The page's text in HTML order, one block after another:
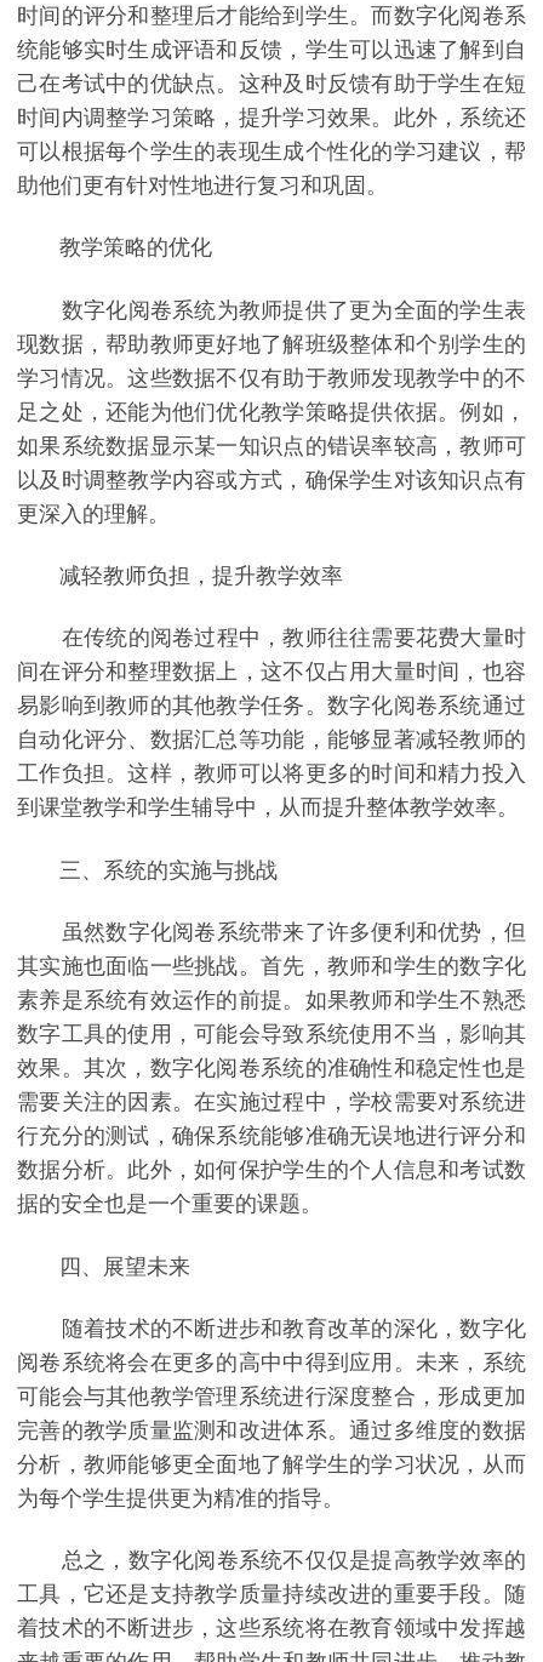
时间的评分和整理后才能给到学生。而数字化阅卷系
统能够实时生成评语和反馈，学生可以迅速了解到自
己在考试中的优缺点。这种及时反馈有助于学生在短
时间内调整学习策略，提升学习效果。此外，系统还
可以根据每个学生的表现生成个性化的学习建议，帮
助他们更有针对性地进行复习和巩固。
教学策略的优化
数字化阅卷系统为教师提供了更为全面的学生表
现数据，帮助教师更好地了解班级整体和个别学生的
学习情况。这些数据不仅有助于教师发现教学中的不
足之处，还能为他们优化教学策略提供依据。例如，
如果系统数据显示某一知识点的错误率较高，教师可
以及时调整教学内容或方式，确保学生对该知识点有
更深入的理解。
减轻教师负担，提升教学效率
在传统的阅卷过程中，教师往往需要花费大量时
间在评分和整理数据上，这不仅占用大量时间，也容
易影响到教师的其他教学任务。数字化阅卷系统通过
自动化评分、数据汇总等功能，能够显著减轻教师的
工作负担。这样，教师可以将更多的时间和精力投入
到课堂教学和学生辅导中，从而提升整体教学效率。
三、系统的实施与挑战
虽然数字化阅卷系统带来了许多便利和优势，但
其实施也面临一些挑战。首先，教师和学生的数字化
素养是系统有效运作的前提。如果教师和学生不熟悉
数字工具的使用，可能会导致系统使用不当，影响其
效果。其次，数字化阅卷系统的准确性和稳定性也是
需要关注的因素。在实施过程中，学校需要对系统进
行充分的测试，确保系统能够准确无误地进行评分和
数据分析。此外，如何保护学生的个人信息和考试数
据的安全也是一个重要的课题。
四、展望未来
随着技术的不断进步和教育改革的深化，数字化
阅卷系统将会在更多的高中中得到应用。未来，系统
可能会与其他教学管理系统进行深度整合，形成更加
完善的教学质量监测和改进体系。通过多维度的数据
分析，教师能够更全面地了解学生的学习状况，从而
为每个学生提供更为精准的指导。
总之，数字化阅卷系统不仅仅是提高教学效率的
工具，它还是支持教学质量持续改进的重要手段。随
着技术的不断进步，这些系统将在教育领域中发挥越